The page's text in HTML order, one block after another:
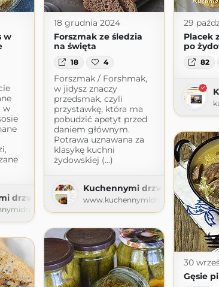
w
w
drzwiami
18 grudnia 2024
Forszmak ze śledzia
na święta
18 4
Forszmak / Forshmak,
w jidysz znaczy
przedsmak, czyli
przystawkę, która ma
pobudzić apetyt przed
daniem głównym.
Potrawa uznawana za
klasykę kuchni
żydowskiej (...)
Kuchennymi drzwiami
www.kuchennymidrzwiami.pl
29
Placek
po
82
30
Gęsie